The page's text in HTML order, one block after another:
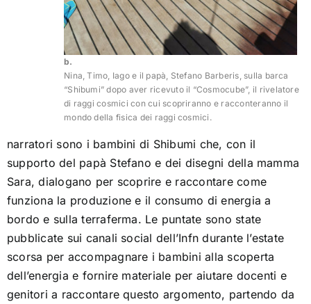
b.
Nina, Timo, Iago e il papà, Stefano Barberis, sulla barca
“Shibumi” dopo aver ricevuto il “Cosmocube”, il rivelatore
di raggi cosmici con cui scopriranno e racconteranno il
mondo della fisica dei raggi cosmici.
narratori sono i bambini di Shibumi che, con il
supporto del papà Stefano e dei disegni della mamma
Sara, dialogano per scoprire e raccontare come
funziona la produzione e il consumo di energia a
bordo e sulla terraferma. Le puntate sono state
pubblicate sui canali social dell’Infn durante l’estate
scorsa per accompagnare i bambini alla scoperta
dell’energia e fornire materiale per aiutare docenti e
genitori a raccontare questo argomento, partendo da